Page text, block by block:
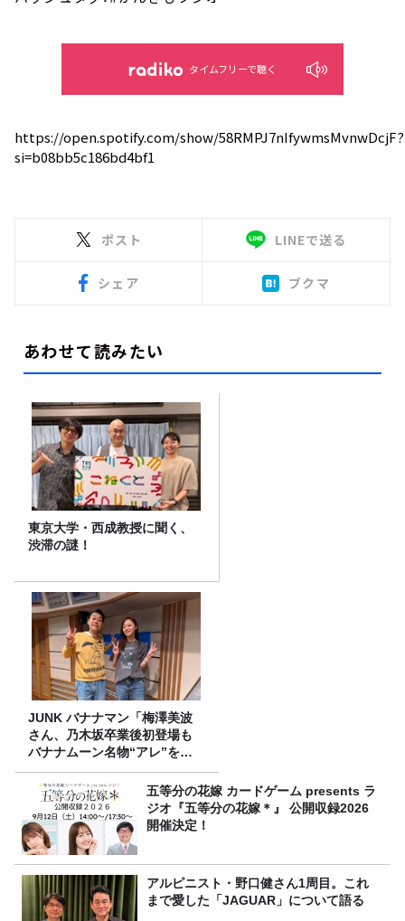
タイムフリーで聴く
https://open.spotify.com/show/58RMPJ7nIfywmsMvnwDcjF?
si=b08bb5c186bd4bf1
ポスト LINEで送る
シェア ブクマ
あわせて読みたい
東京大学・西成教授に聞く、
渋滞の謎！
JUNK バナナマン「梅澤美波
さん、乃木坂卒業後初登場も
バナナムーン名物“アレ”を喰
らう」
五等分の花嫁 カードゲーム presents ラ
ジオ『五等分の花嫁＊』 公開収録2026
開催決定！
アルピニスト・野口健さん1周目。これ
まで愛した「JAGUAR」について語る